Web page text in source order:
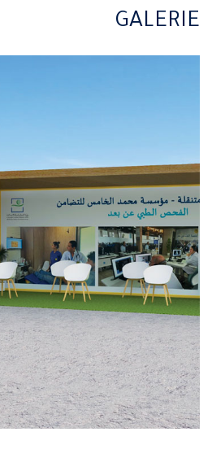
GALERIE